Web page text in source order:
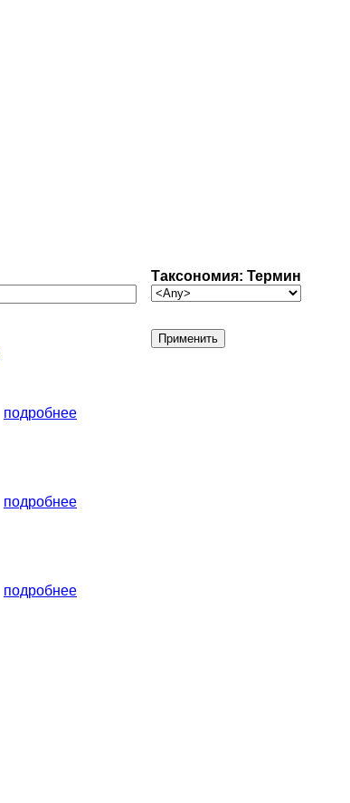
Таксономия: Термин
подробнее
подробнее
подробнее